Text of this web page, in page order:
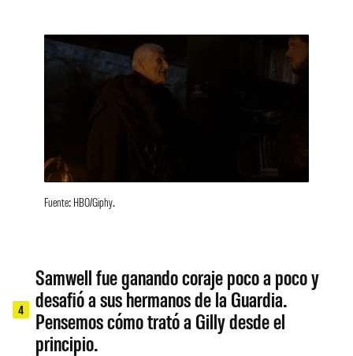
Fuente: HBO/Giphy.
4
Samwell fue ganando coraje poco a poco y
desafió a sus hermanos de la Guardia.
Pensemos cómo trató a Gilly desde el
principio.